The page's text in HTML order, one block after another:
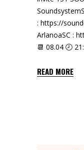
: https://
ArlanoaSC :
📆 08.04 🕗
READ MORE